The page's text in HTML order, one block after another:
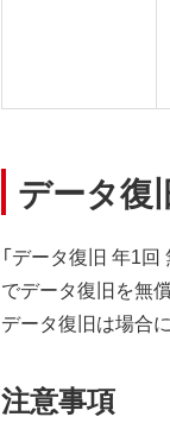
データ復
「データ復旧 年1
でデータ復旧を無
データ復旧は場合
注意事項